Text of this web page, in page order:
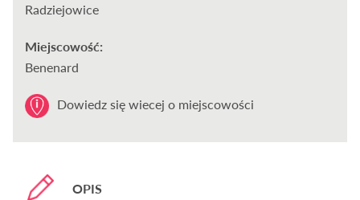
Radziejowice
Miejscowość:
Benenard
Dowiedz się wiecej o miejscowości
OPIS